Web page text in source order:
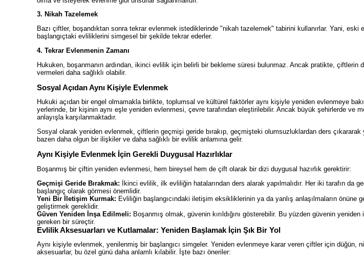
3. Nikah Tazelemek
Bazı çiftler, boşandıktan sonra tekrar evlenmek istediklerinde "nikah tazelemek" tabirini kullanırlar. Yani,
başlangıçtaki evliliklerini simgesel bir şekilde tekrar ederler.
4. Tekrar Evlenmenin Zamanı
Hukuken, boşanmanın ardından, ikinci evlilik için belirli bir bekleme süresi bulunmaz. Ancak pratikte, çiftlerin
vermeleri daha sağlıklı olabilir.
Sosyal Açıdan Aynı Kişiyle Evlenmek
Hukuki açıdan bir engel olmamakla birlikte, toplumsal ve kültürel faktörler aynı kişiyle yeniden evlenmeye
yerlerinde, bir kişinin aynı eşle yeniden evlenmesi, çevre tarafından eleştirilebilir. Ancak büyük şehirlerde ve
anlayışla karşılanmaktadır.
Sosyal olarak yeniden evlenmek, çiftlerin geçmişi geride bırakıp, geçmişteki olumsuzluklardan ders çıkararak
bazen daha olgun bir ilişkiler ve daha sağlıklı bir evlilik anlamına gelir.
Aynı Kişiyle Evlenmek İçin Gerekli Duygusal Hazırlıklar
Boşanmış bir çiftin yeniden evlenmesi, hem bireysel hem de çift olarak bir dizi duygusal hazırlık gerektirir:
Geçmişi Geride Bırakmak: İkinci evlilik, ilk evliliğin hatalarından ders alarak yapılmalıdır. Her iki tarafın da
başlangıç olarak görmesi önemlidir.
Yeni Bir İletişim Kurmak: Evliliğin başlangıcındaki iletişim eksikliklerinin ya da yanlış anlaşılmaların önüne
geliştirmek gereklidir.
Güven Yeniden İnşa Edilmeli: Boşanmış olmak, güvenin kırıldığını gösterebilir. Bu yüzden güvenin
gereken bir süreçtir.
Evlilik Aksesuarları ve Kutlamalar: Yeniden Başlamak İçin Şık Bir Yol
Aynı kişiyle evlenmek, yenilenmiş bir başlangıcı simgeler. Yeniden evlenmeye karar veren çiftler için düğün,
aksesuarlar, bu özel günü daha anlamlı kılabilir. İşte bazı öneriler: